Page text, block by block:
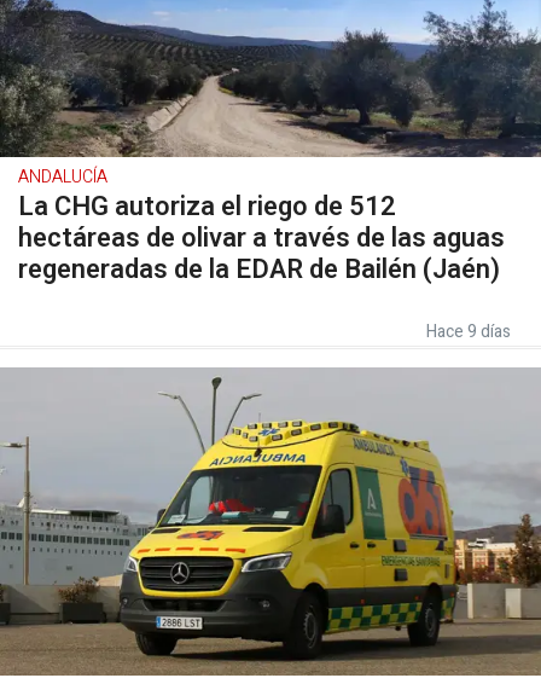
ANDALUCÍA
La CHG autoriza el riego de 512
hectáreas de olivar a través de las aguas
regeneradas de la EDAR de Bailén (Jaén)
Hace 9 días